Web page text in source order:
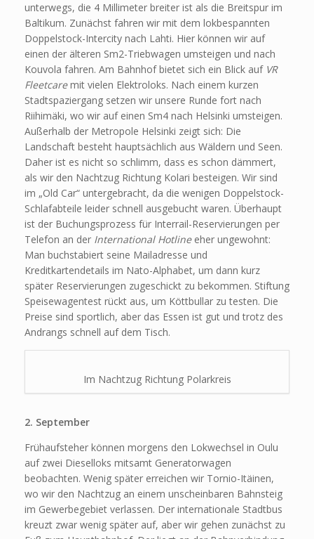
unterwegs, die 4 Millimeter breiter ist als die Breitspur im
Baltikum. Zunächst fahren wir mit dem lokbespannten
Doppelstock-Intercity nach Lahti. Hier können wir auf
einen der älteren Sm2-Triebwagen umsteigen und nach
Kouvola fahren. Am Bahnhof bietet sich ein Blick auf VR
Fleetcaremit vielen Elektroloks. Nach einem kurzen
Stadtspaziergang setzen wir unsere Runde fort nach
Riihimäki, wo wir auf einen Sm4 nach Helsinki umsteigen.
Außerhalb der Metropole Helsinki zeigt sich: Die
Landschaft besteht hauptsächlich aus Wäldern und Seen.
Daher ist es nicht so schlimm, dass es schon dämmert,
als wir den Nachtzug Richtung Kolari besteigen. Wir sind
im „Old Car“ untergebracht, da die wenigen Doppelstock-
Schlafabteile leider schnell ausgebucht waren. Überhaupt
ist der Buchungsprozess für Interrail-Reservierungen per
Telefon an der International Hotlineeher ungewohnt:
Man buchstabiert seine Mailadresse und
Kreditkartendetails im Nato-Alphabet, um dann kurz
später Reservierungen zugeschickt zu bekommen. Stiftung
Speisewagentest rückt aus, um Köttbullar zu testen. Die
Preise sind sportlich, aber das Essen ist gut und trotz des
Andrangs schnell auf dem Tisch.
Im Nachtzug Richtung Polarkreis
2. September
Frühaufsteher können morgens den Lokwechsel in Oulu
auf zwei Dieselloks mitsamt Generatorwagen
beobachten. Wenig später erreichen wir Tornio-Itäinen,
wo wir den Nachtzug an einem unscheinbaren Bahnsteig
im Gewerbegebiet verlassen. Der internationale Stadtbus
kreuzt zwar wenig später auf, aber wir gehen zunächst zu